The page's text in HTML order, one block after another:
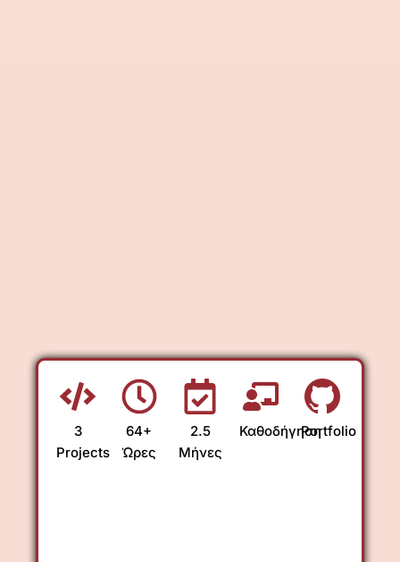
3
Projects
64+
Ώρες
2.5
Μήνες
ΚαθοδήγησηPortfolio